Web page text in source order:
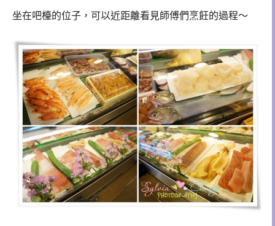
坐在吧檯的位子，可以近距離看見師傅們烹飪的過程～